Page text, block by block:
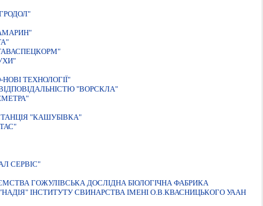
ТЕХНОЛОГIЇ"
"ВОРСКЛА"
"КАШУБIВКА"
СЕРВІС"
ГОЖУЛIВСЬКА ДОСЛIДНА БIОЛОГIЧНА ФАБРИКА
IНСТИТУТУ СВИНАРСТВА IМЕНI О.В.КВАСНИЦЬКОГО УААН